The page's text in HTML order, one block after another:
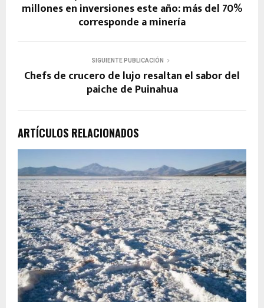
millones en inversiones este año: más del 70%
corresponde a minería
SIGUIENTE PUBLICACIÓN
Chefs de crucero de lujo resaltan el sabor del
paiche de Puinahua
ARTÍCULOS RELACIONADOS